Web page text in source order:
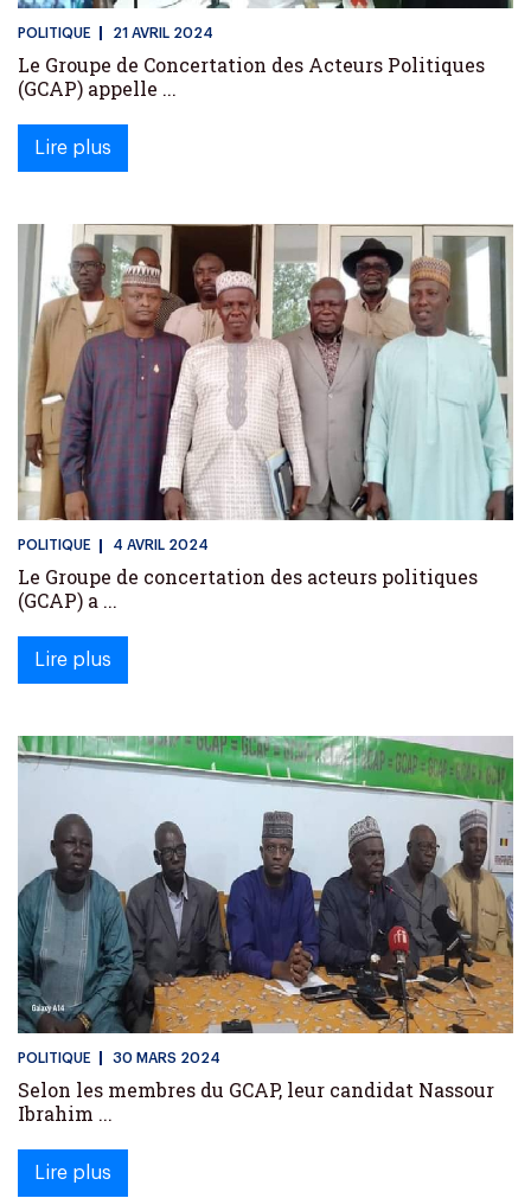
POLITIQUE 21 AVRIL 2024
Le Groupe de Concertation des Acteurs Politiques
(GCAP) appelle ...
Lire plus
POLITIQUE 4 AVRIL 2024
Le Groupe de concertation des acteurs politiques
(GCAP) a ...
Lire plus
POLITIQUE 30 MARS 2024
Selon les membres du GCAP, leur candidat Nassour
Ibrahim ...
Lire plus